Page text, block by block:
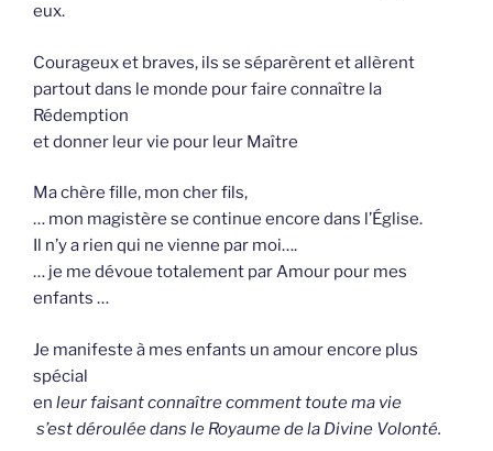
eux.
Courageux et braves, ils se séparèrent et allèrent
partout dans le monde pour faire connaître la
Rédemption
et donner leur vie pour leur Maître
Ma chère fille, mon cher fils,
… mon magistère se continue encore dans l’Église.
Il n’y a rien qui ne vienne par moi….
… je me dévoue totalement par Amour pour mes
enfants …
Je manifeste à mes enfants un amour encore plus
spécial
en leur faisant connaître comment toute ma vie
s’est déroulée dans le Royaume de la Divine Volonté.